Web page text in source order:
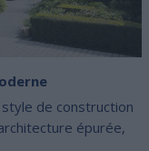
de construction
épurée,